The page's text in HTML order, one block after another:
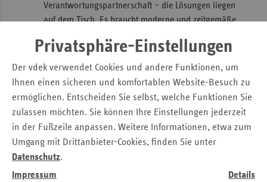
Privatsphäre-Einstellungen
Der vdek verwendet Cookies und andere Funktionen, um
Ihnen einen sicheren und komfortablen Website-Besuch zu
ermöglichen. Entscheiden Sie selbst, welche Funktionen Sie
zulassen möchten. Sie können Ihre Einstellungen jederzeit
in der Fußzeile anpassen. Weitere Informationen, etwa zum
Umgang mit Drittanbieter-Cookies, finden Sie unter
Datenschutz.
Impressum
Details
Verantwortungspartnerschaft – die Lösungen liegen
auf dem Tisch. Es braucht moderne und zeitgemäße
Orientierung der Versicherten im Gesundheitswesen,
mit der gleichzeitigen Stärkung der
Versichertensouveränität. Die Digitalisierung muss
Einzug in das Gesundheitswesen finden."
"Dr. Stefan Windau, Vorstandsvorsitzender der
Kassenärztlichen Vereinigung Sachsen, hebt die
maßgebende Bedeutung der ambulanten Ärzteschaft
für künftige Steuerungsmodelle hervor. Ineffiziente